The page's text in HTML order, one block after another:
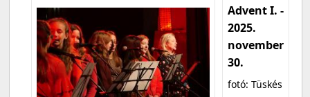
Advent I. -
2025.
november
30.
fotó: Tüskés